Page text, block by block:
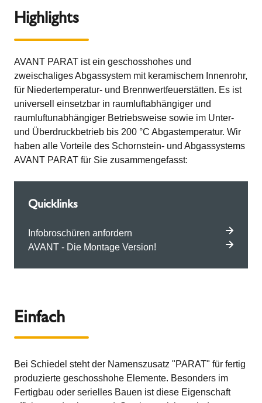
Highlights
AVANT PARAT ist ein geschosshohes und
zweischaliges Abgassystem mit keramischem Innenrohr,
für Niedertemperatur- und Brennwertfeuerstätten. Es ist
universell einsetzbar in raumluftabhängiger und
raumluftunabhängiger Betriebsweise sowie im Unter-
und Überdruckbetrieb bis 200 °C Abgastemperatur. Wir
haben alle Vorteile des Schornstein- und Abgassystems
AVANT PARAT für Sie zusammengefasst:
Quicklinks
Infobroschüren anfordern
AVANT - Die Montage Version!
Einfach
Bei Schiedel steht der Namenszusatz "PARAT" für fertig
produzierte geschosshohe Elemente. Besonders im
Fertigbau oder serielles Bauen ist diese Eigenschaft